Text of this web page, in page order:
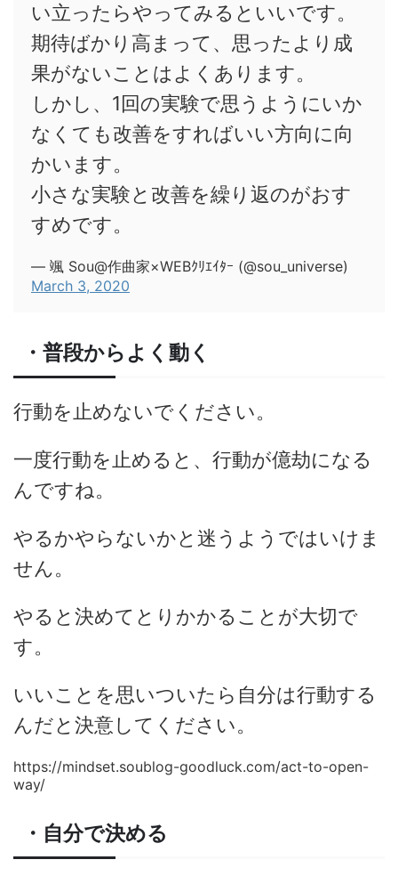
い立ったらやってみるといいです。
期待ばかり高まって、思ったより成
果がないことはよくあります。
しかし、1回の実験で思うようにいか
なくても改善をすればいい方向に向
かいます。
小さな実験と改善を繰り返のがおす
すめです。
— 颯 Sou@作曲家×WEBｸﾘｴｲﾀｰ (@sou_universe)
March 3, 2020
・普段からよく動く
行動を止めないでください。
一度行動を止めると、行動が億劫になる
んですね。
やるかやらないかと迷うようではいけま
せん。
やると決めてとりかかることが大切で
す。
いいことを思いついたら自分は行動する
んだと決意してください。
https://mindset.soublog-goodluck.com/act-to-open-
way/
・自分で決める